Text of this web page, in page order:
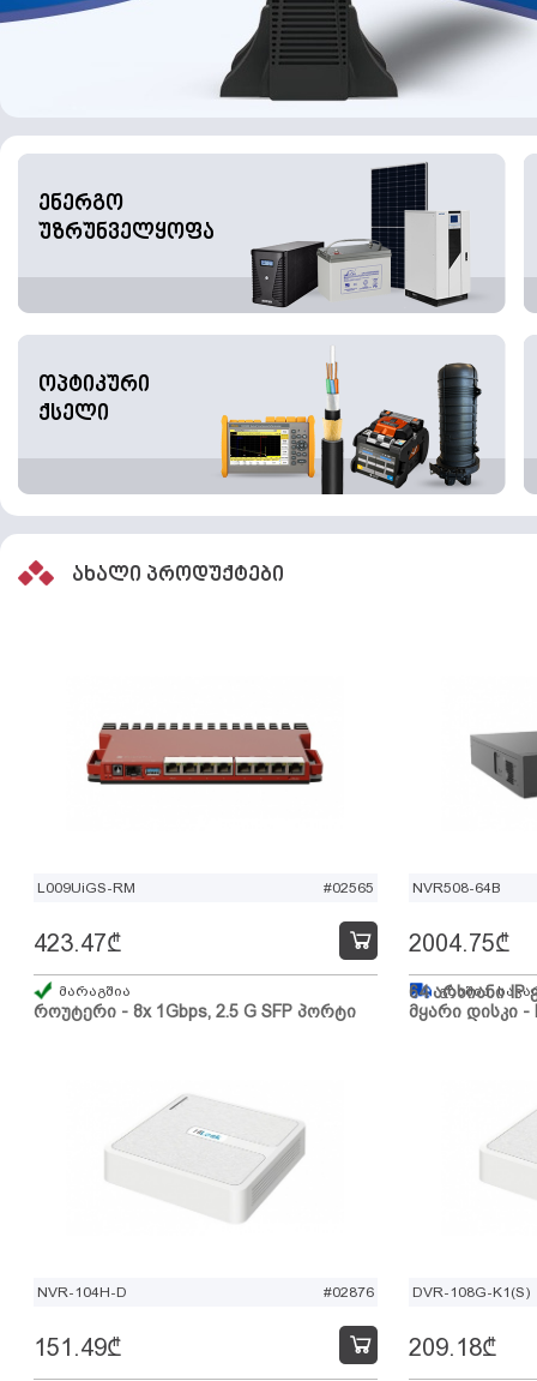
ენერგო
უზრუნველყოფა
ოპტიკური
ქსელი
ახალი პროდუქტები
L009UiGS-RM #02565
როუტერი - 8x 1Gbps, 2.5 G SFP პორტი
423.47₾
მარაგშია
NVR508-64B
64 არხიანი IP
მყარი დისკი -
2004.75₾
გზაშია,
NVR-104H-D #02876
151.49₾
DVR-108G-K1(S)
209.18₾